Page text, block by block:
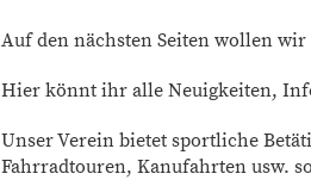
Auf den nächsten Seiten wollen
Hier könnt ihr alle Neuigkeiten,
Unser Verein bietet sportliche
Fahrradtouren, Kanufahrten usw.